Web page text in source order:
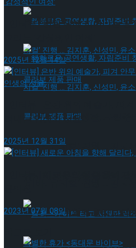
혜화로운 공연생활, 자립준
‘비바! 뮤지컬’ 진행 … 김지
약 체결
혜화로운 공연생활, 자립준
뮤지컬 배우와의 콜라보 제
[인터뷰] 빙판 위에 피어나는
2025년 12월 14일
려내는 인생의 선율
2025년 12월 31일
2023년 07월 08일